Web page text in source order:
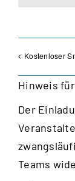
Kostenloser
Hinweis
Der
Teams